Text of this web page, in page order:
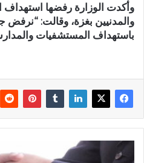
وأكدت الوزارة رفضها
والمدنيين بغزة، وقالت: “نرفض
باستهداف المستشفيات